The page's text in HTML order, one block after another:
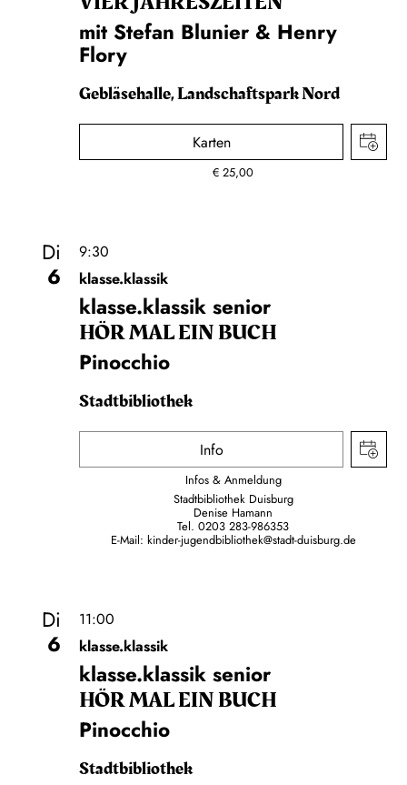
mit Stefan Blunier & Henry
Flory
Gebläsehalle, Landschaftspark Nord
Karten
€25,00
Di
6
9:30
klasse.klassik
klasse.klassik senior
HÖR MAL EIN BUCH
Pinocchio
Stadtbibliothek
Info
Infos & Anmeldung
Stadtbibliothek Duisburg
Denise Hamann
Tel. 0203 283-986353
E-Mail: kinder-jugendbibliothek@stadt-duisburg.de
Di
6
11:00
klasse.klassik
klasse.klassik senior
HÖR MAL EIN BUCH
Pinocchio
Stadtbibliothek